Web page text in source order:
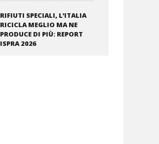
RIFIUTI SPECIALI, L’ITALIA
RICICLA MEGLIO MA NE
PRODUCE DI PIÙ: REPORT
ISPRA 2026